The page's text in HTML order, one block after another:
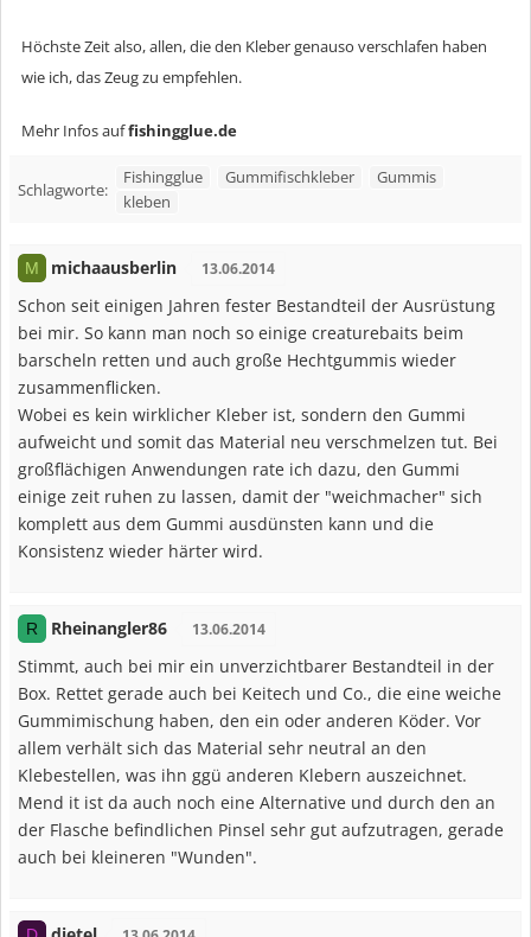
Höchste Zeit also, allen, die den Kleber genauso verschlafen haben
wie ich, das Zeug zu empfehlen.
Mehr Infos auffishingglue.de
Schlagworte:
Fishingglue Gummifischkleber
Gummis
kleben
M michaausberlin 13.06.2014
Schon seit einigen Jahren fester Bestandteil der Ausrüstung
bei mir. So kann man noch so einige creaturebaits beim
barscheln retten und auch große Hechtgummis wieder
zusammenflicken.
Wobei es kein wirklicher Kleber ist, sondern den Gummi
aufweicht und somit das Material neu verschmelzen tut. Bei
großflächigen Anwendungen rate ich dazu, den Gummi
einige zeit ruhen zu lassen, damit der "weichmacher" sich
komplett aus dem Gummi ausdünsten kann und die
Konsistenz wieder härter wird.
R Rheinangler86 13.06.2014
Stimmt, auch bei mir ein unverzichtbarer Bestandteil in der
Box. Rettet gerade auch bei Keitech und Co., die eine weiche
Gummimischung haben, den ein oder anderen Köder. Vor
allem verhält sich das Material sehr neutral an den
Klebestellen, was ihn ggü anderen Klebern auszeichnet.
Mend it ist da auch noch eine Alternative und durch den an
der Flasche befindlichen Pinsel sehr gut aufzutragen, gerade
auch bei kleineren "Wunden".